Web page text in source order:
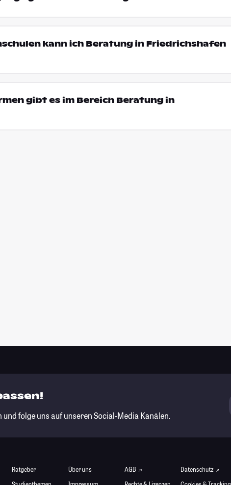
kann ich Beratung in Friedrichshafen
gibt es im Bereich Beratung in
folge uns auf unseren Social-Media Kanälen.
Ratgeber
Über uns
AGB
Datenschutz